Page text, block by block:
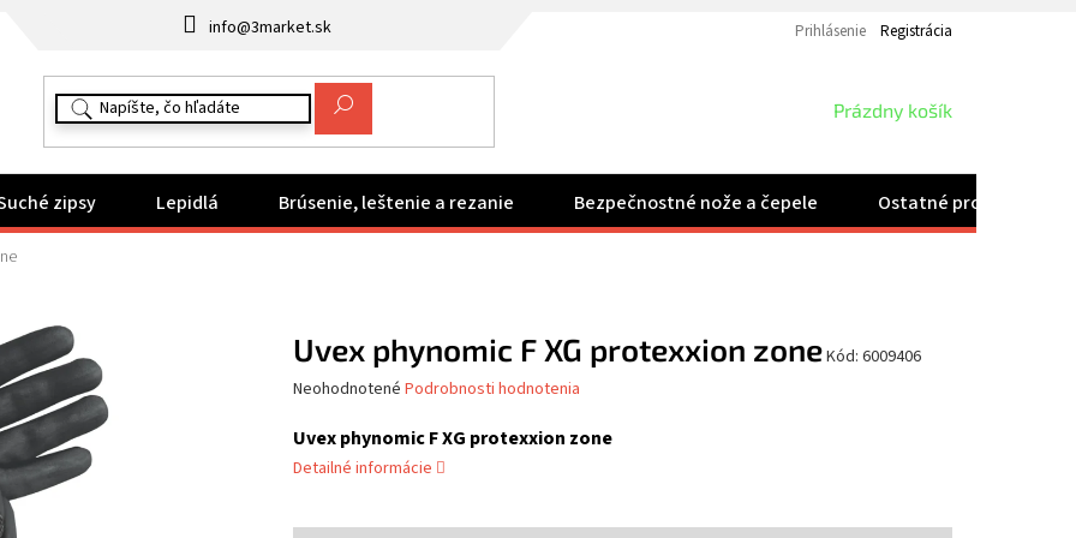
info@3market.sk Prihlásenie Registrácia
NÁKUPNÝ
Prázdny košík
zipsy Lepidlá Brúsenie, leštenie a rezanie Bezpečnostné nože a čepele Ostatné produkty
Uvex phynomic F XG protexxion zone
Detailné informácie
Uvex phynomic F XG protexxion zoneKód: 6009406
Priemerné
produktu
je
0,0
5
Neohodnotené Podrobnosti hodnotenia